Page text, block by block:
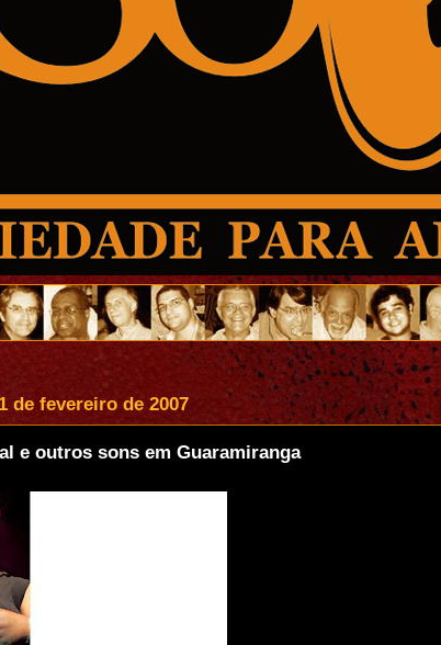
de fevereiro de 2007
e outros sons em Guaramiranga